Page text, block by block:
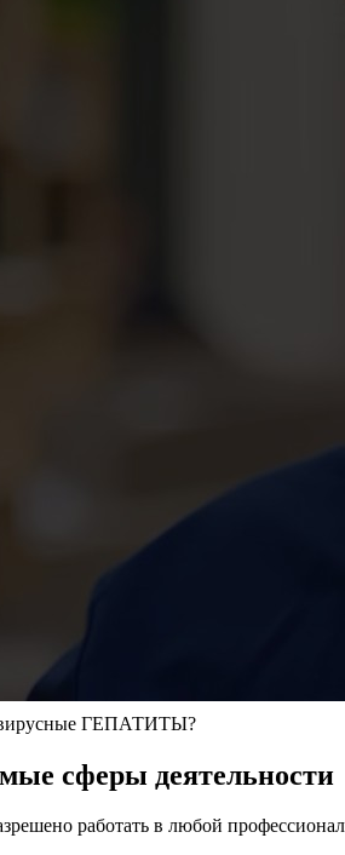
вирусные ГЕПАТИТЫ?
сферы деятельности
работать в любой